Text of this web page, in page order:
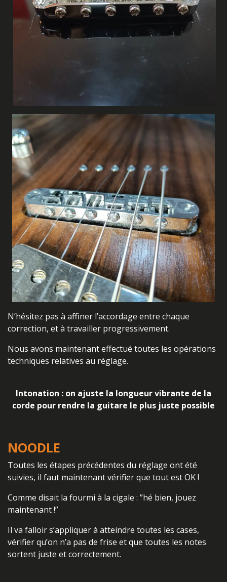
N’hésitez pas à affiner l’accordage entre chaque
correction, et à travailler progressivement.
Nous avons maintenant effectué toutes les opérations
techniques relatives au réglage.
Intonation : on ajuste la longueur vibrante de la
corde pour rendre la guitare le plus juste possible
NOODLE
Toutes les étapes précédentes du réglage ont été
suivies, il faut maintenant vérifier que tout est OK !
Comme disait la fourmi à la cigale : ”hé bien, jouez
maintenant !”
Il va falloir s’appliquer à atteindre toutes les cases,
vérifier qu’on n’a pas de frise et que toutes les notes
sortent juste et correctement.